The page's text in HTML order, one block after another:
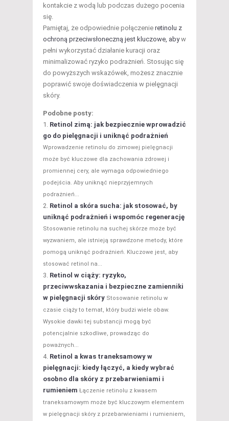
kontakcie z wodą lub podczas dużego pocenia
się.
Pamiętaj, że odpowiednie połączenie retinolu z
ochroną przeciwsłoneczną jest kluczowe, abyw
pełni wykorzystać działanie kuracji oraz
minimalizować ryzyko podrażnień. Stosując się
do powyższych wskazówek, możesz znacznie
poprawić swoje doświadczenia w pielęgnacji
skóry.
Podobne posty:
Retinol zimą: jak bezpiecznie wprowadzić
go do pielęgnacji i uniknąć podrażnień
Wprowadzenie retinolu do zimowej pielęgnacji
może być kluczowe dla zachowania zdrowej i
promiennej cery, ale wymaga odpowiedniego
podejścia. Aby uniknąć nieprzyjemnych
podrażnień...
Retinol a skóra sucha: jak stosować, by
uniknąć podrażnień i wspomóc regenerację
Stosowanie retinolu na suchej skórze może być
wyzwaniem, ale istnieją sprawdzone metody, które
pomogą uniknąć podrażnień. Kluczowe jest, aby
stosować retinol na...
Retinol w ciąży: ryzyko,
przeciwwskazania i bezpieczne zamienniki
w pielęgnacji skóry Stosowanie retinolu w
czasie ciąży to temat, który budzi wiele obaw.
Wysokie dawki tej substancji mogą być
potencjalnie szkodliwe, prowadząc do
poważnych...
Retinol a kwas traneksamowy w
pielęgnacji: kiedy łączyć, a kiedy wybrać
osobno dla skóry z przebarwieniami i
rumieniem Łączenie retinolu z kwasem
traneksamowym może być kluczowym elementem
w pielęgnacji skóry z przebarwieniami i rumieniem,